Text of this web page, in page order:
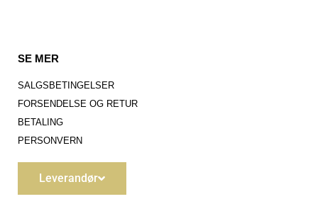
SE MER
SALGSBETINGELSER
FORSENDELSE OG RETUR
BETALING
PERSONVERN
Leverandør